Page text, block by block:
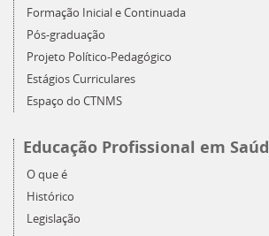
Formação Inicial e Continuada
Pós-graduação
Projeto Político-Pedagógico
Estágios Curriculares
Espaço do CTNMS
Educação Profissional em
O que é
Histórico
Legislação